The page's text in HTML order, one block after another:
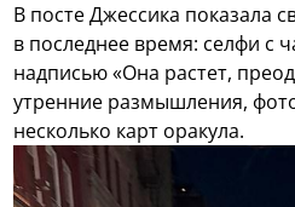
В посте Джессика показала
в последнее время: селфи с
надписью «Она растет,
утренние размышления,
несколько карт оракула.